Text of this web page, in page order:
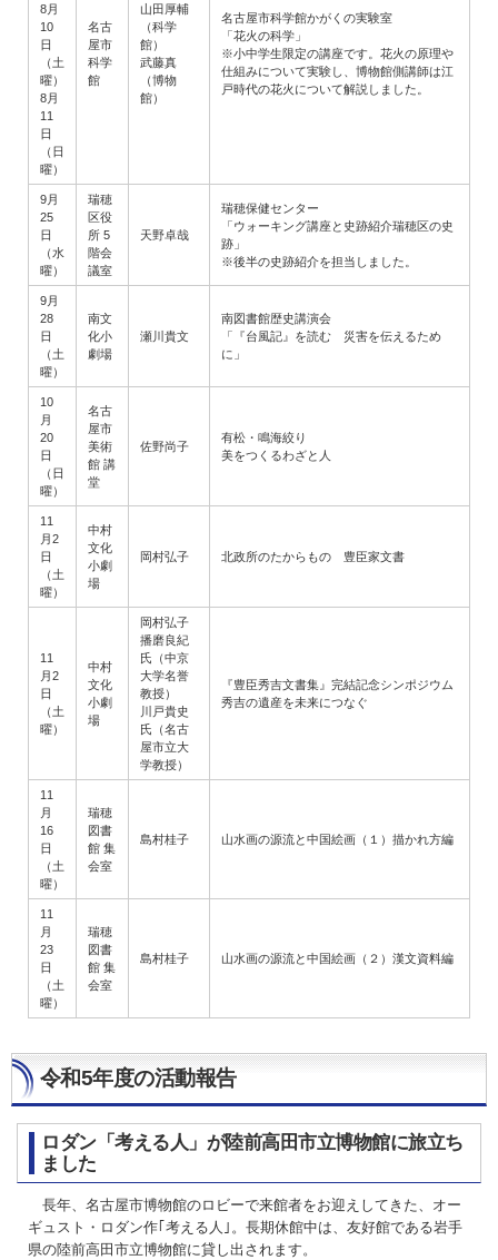
8月
10
日
（土
曜）
8月
11
日
（日
曜）
名古
屋市
科学
館
山田厚輔
（科学
館）
武藤真
（博物
館）
名古屋市科学館かがくの実験室
「花火の科学」
※小中学生限定の講座です。花火の原理や
仕組みについて実験し、博物館側講師は江
戸時代の花火について解説しました。
9月
25
日
（水
曜）
瑞穂
区役
所 5
階会
議室
天野卓哉
瑞穂保健センター
「ウォーキング講座と史跡紹介瑞穂区の史
跡」
※後半の史跡紹介を担当しました。
9月
28
日
（土
曜）
南文
化小
劇場
瀬川貴文
南図書館歴史講演会
「『台風記』を読む 災害を伝えるため
に」
10
月
20
日
（日
曜）
名古
屋市
美術
館 講
堂
佐野尚子
有松・鳴海絞り
美をつくるわざと人
11
月2
日
（土
曜）
中村
文化
小劇
場
岡村弘子 北政所のたからもの 豊臣家文書
11
月2
日
（土
曜）
中村
文化
小劇
場
岡村弘子
播磨良紀
氏（中京
大学名誉
教授）
川戸貴史
氏（名古
屋市立大
学教授）
『豊臣秀吉文書集』完結記念シンポジウム
秀吉の遺産を未来につなぐ
11
月
16
日
（土
曜）
瑞穂
図書
館 集
会室
島村桂子 山水画の源流と中国絵画（１）描かれ方編
11
月
23
日
（土
曜）
瑞穂
図書
館 集
会室
島村桂子 山水画の源流と中国絵画（２）漢文資料編
令和5年度の活動報告
ロダン「考える人」が陸前高田市立博物館に旅立ち
ました
長年、名古屋市博物館のロビーで来館者をお迎えしてきた、オー
ギュスト・ロダン作｢考える人｣。長期休館中は、友好館である岩手
県の陸前高田市立博物館に貸し出されます。